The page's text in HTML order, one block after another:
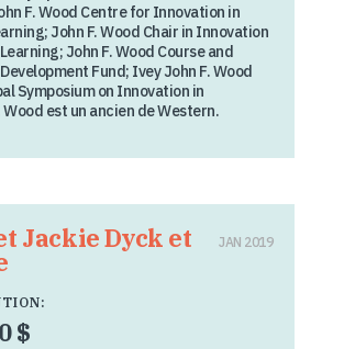
F. Wood Centre for Innovation in
John F. Wood Chair in Innovation
John F. Wood Course and
Fund; Ivey John F. Wood
Symposium on Innovation in
Wood est un ancien de Western.
Jackie Dyck et JAN 2019
$